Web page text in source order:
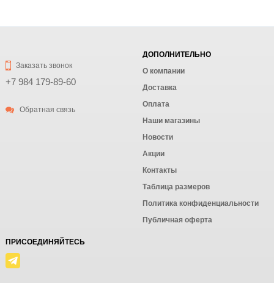
Заказать звонок
+7 984 179-89-60
Обратная связь
ДОПОЛНИТЕЛЬНО
О компании
Доставка
Оплата
Наши магазины
Новости
Акции
Контакты
Таблица размеров
Политика конфиденциальности
Публичная оферта
ПРИСОЕДИНЯЙТЕСЬ